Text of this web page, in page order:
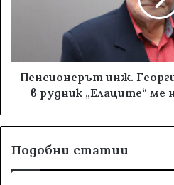
Пенсионерът инж.
в рудник „Елаците“ ме
Подобни статии